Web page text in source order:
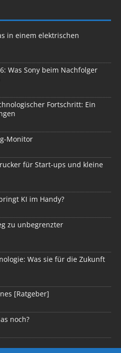
in einem elektrischen
Was Sony beim Nachfolger
Fortschritt: Ein
Monitor
für Start-ups und kleine
KI im Handy?
zu unbegrenzter
Was sie für die Zukunft
[Ratgeber]
noch?